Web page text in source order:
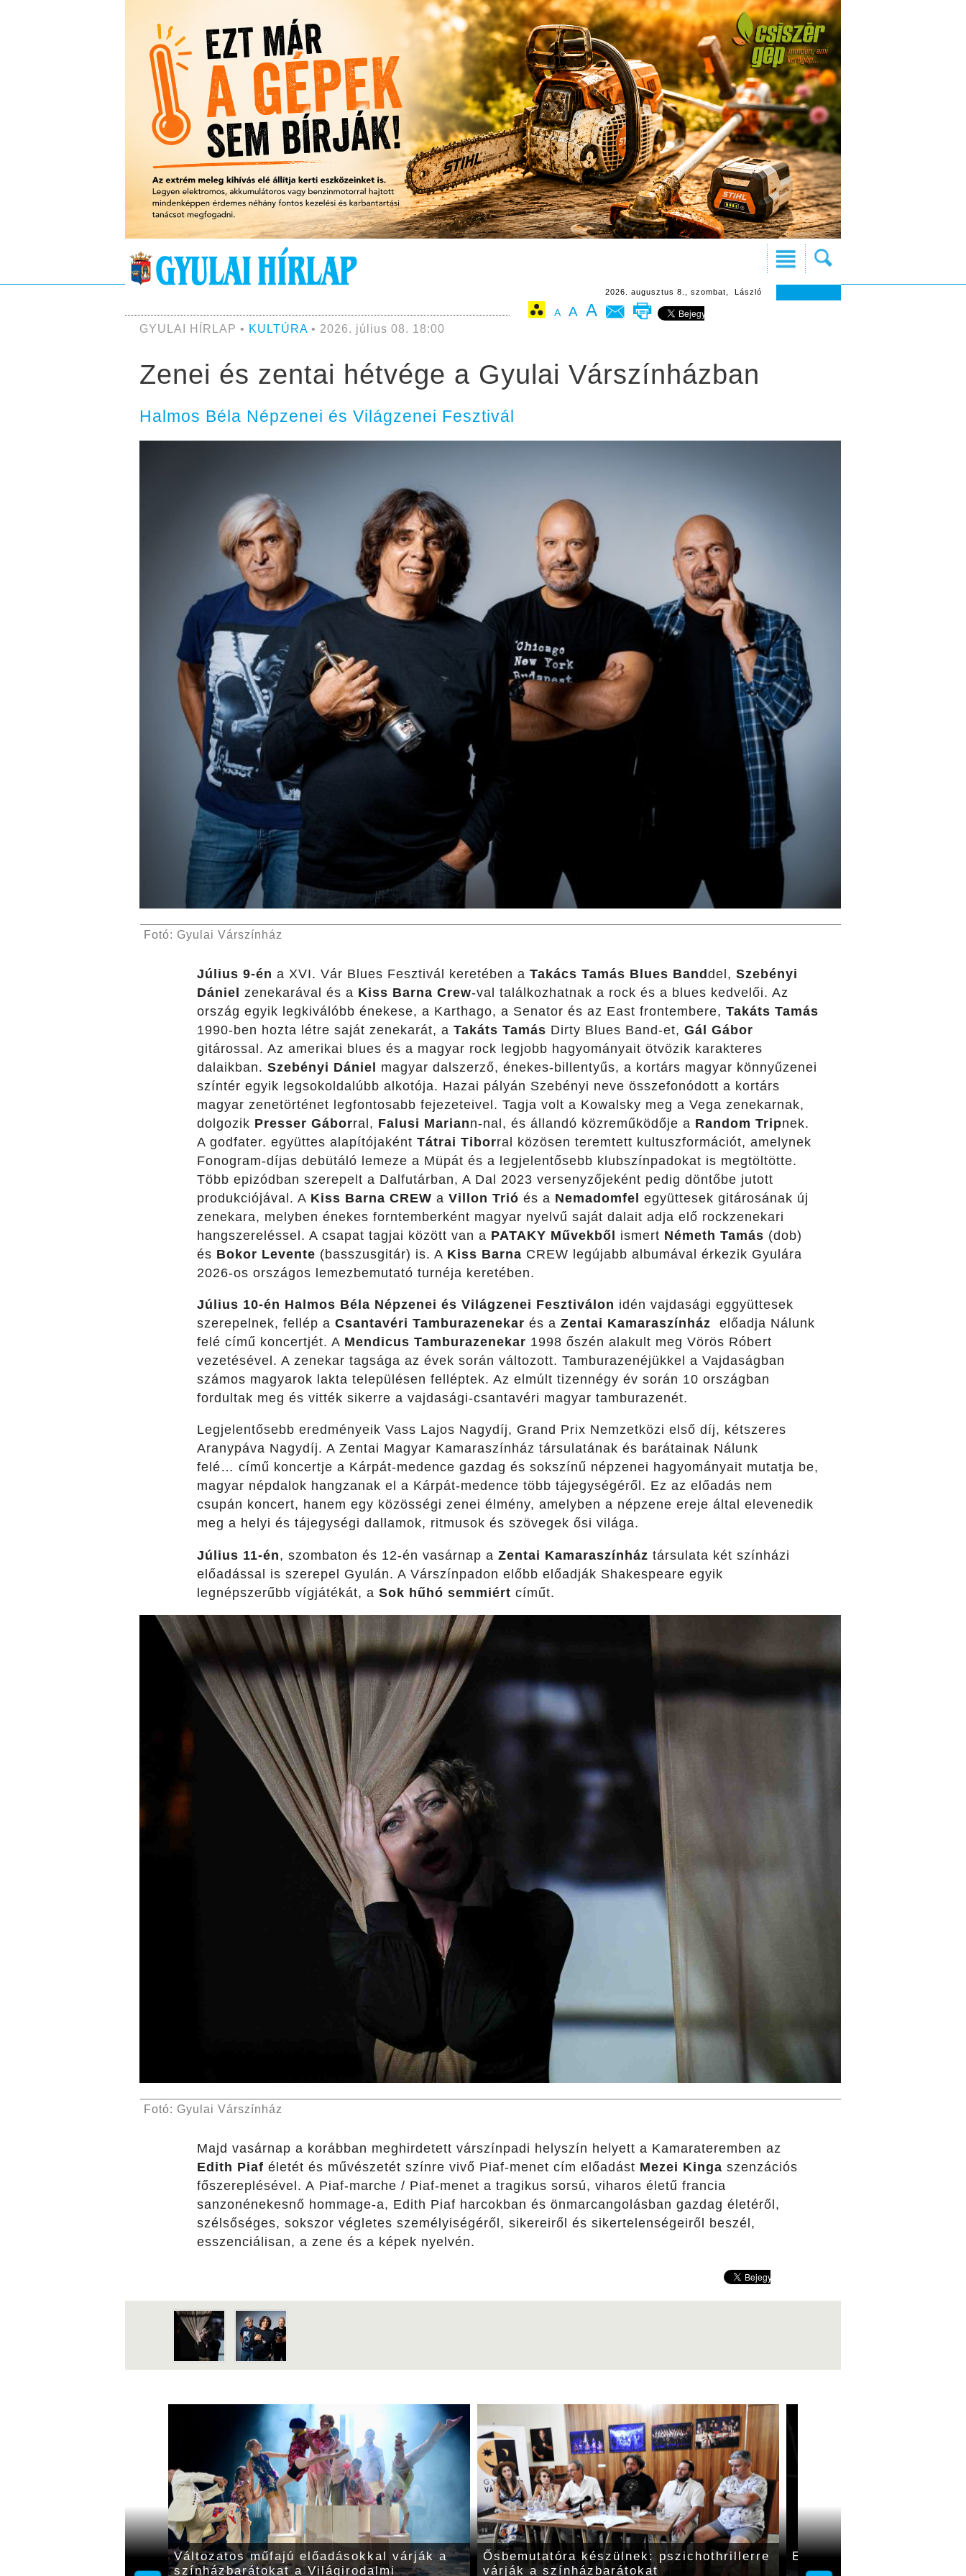
2026. augusztus 8., szombat, László
A A A
GYULAI HÍRLAP • KULTÚRA• 2026. július 08. 18:00
Zenei és zentai hétvége a Gyulai Várszínházban
Halmos Béla Népzenei és Világzenei Fesztivál
Fotó: Gyulai Várszínház
Július 9-én a XVI. Vár Blues Fesztivál keretében a Takács Tamás Blues Band del, Szebényi
Dániel
zenekarával és a Kiss Barna Crew-val találkozhatnak a rock és a blues kedvelői. Az
ország egyik legkiválóbb énekese, a Karthago, a Senator és az East frontembere, Takáts Tamás
1990-ben hozta létre saját zenekarát, a Takáts Tamás Dirty Blues Band-et, Gál Gábor
gitárossal. Az amerikai blues és a magyar rock legjobb hagyományait ötvözik karakteres
dalaikban. Szebényi Dániel
magyar dalszerző, énekes-billentyűs, a kortárs magyar könnyűzenei
színtér egyik legsokoldalúbb alkotója. Hazai pályán Szebényi neve összefonódott a kortárs
magyar zenetörténet legfontosabb fejezeteivel. Tagja volt a Kowalsky meg a Vega zenekarnak,
dolgozik Presser Gáborral, Falusi Mariann-nal, és állandó közreműködője a Random Tripnek.
A godfater. együttes alapítójaként Tátrai Tiborral közösen teremtett kultuszformációt, amelynek
Fonogram-díjas debütáló lemeze a Müpát és a legjelentősebb klubszínpadokat is megtöltötte.
Több epizódban szerepelt a Dalfutárban, A Dal 2023 versenyzőjeként pedig döntőbe jutott
produkciójával. A Kiss Barna CREW a Villon Trió és a Nemadomfel
együttesek gitárosának új
zenekara, melyben énekes forntemberként magyar nyelvű saját dalait adja elő rockzenekari
hangszereléssel. A csapat tagjai között van a PATAKY Művekből ismert Németh Tamás (dob)
és Bokor Levente (basszusgitár) is. A Kiss Barna CREW legújabb albumával érkezik Gyulára
2026-os országos lemezbemutató turnéja keretében.
Július 10-én Halmos Béla Népzenei és Világzenei Fesztiválon idén vajdasági eggyüttesek
szerepelnek, fellép a Csantavéri Tamburazenekar és a Zentai Kamaraszínház előadja Nálunk
felé című koncertjét. A Mendicus Tamburazenekar 1998 őszén alakult meg Vörös Róbert
vezetésével. A zenekar tagsága az évek során változott. Tamburazenéjükkel a Vajdaságban
számos magyarok lakta településen felléptek. Az elmúlt tizennégy év során 10 országban
fordultak meg és vitték sikerre a vajdasági-csantavéri magyar tamburazenét.
Legjelentősebb eredményeik Vass Lajos Nagydíj, Grand Prix Nemzetközi első díj, kétszeres
Aranypáva Nagydíj. A Zentai Magyar Kamaraszínház társulatának és barátainak Nálunk
felé… című koncertje a Kárpát-medence gazdag és sokszínű népzenei hagyományait mutatja be,
magyar népdalok hangzanak el a Kárpát-medence több tájegységéről. Ez az előadás nem
csupán koncert, hanem egy közösségi zenei élmény, amelyben a népzene ereje által elevenedik
meg a helyi és tájegységi dallamok, ritmusok és szövegek ősi világa.
Július 11-én, szombaton és 12-én vasárnap a Zentai Kamaraszínház társulata két színházi
előadással is szerepel Gyulán. A Várszínpadon előbb előadják Shakespeare egyik
legnépszerűbb vígjátékát, a Sok hűhó semmiért címűt.
Fotó: Gyulai Várszínház
Majd vasárnap a korábban meghirdetett várszínpadi helyszín helyett a Kamarateremben az
Edith Piaf életét és művészetét színre vivő Piaf-menet cím előadást Mezei Kinga szenzációs
főszereplésével. A Piaf-marche / Piaf-menet a tragikus sorsú, viharos életű francia
sanzonénekesnő hommage-a, Edith Piaf harcokban és önmarcangolásban gazdag életéről,
szélsőséges, sokszor végletes személyiségéről, sikereiről és sikertelenségeiről beszél,
esszenciálisan, a zene és a képek nyelvén.
című műve
Változatos műfajú előadásokkal várják a
színházbarátokat a Világirodalmi
Ősbemutatóra készülnek: pszichothrillerre
várják a színházbarátokat
Egy diktátor születése